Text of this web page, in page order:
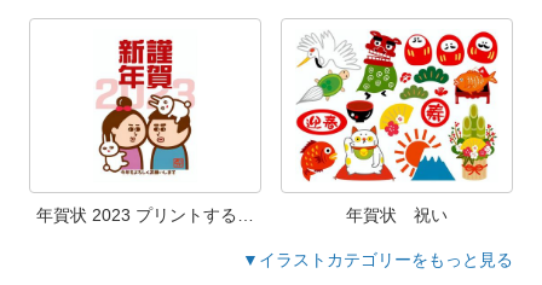
年賀状 2023 プリントするだ
年賀状 祝い
▼イラストカテゴリーをもっと見る